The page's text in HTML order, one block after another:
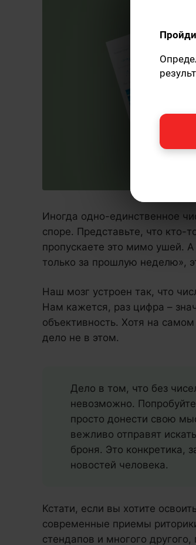
Иногда одно-единственное
споре. Представьте, что кто-
пропускаете это мимо ушей.
только за прошлую неделю»,
Наш мозг устроен так, что
Нам кажется, раз цифра –
объективность. Хотя на
дело не в этом.
Дело в том, что без
невозможно.
просто донести свою
вежливо отправят
броня. Это конкретика,
новостей человека.
Кстати, если вы хотите
современные приемы
стендапов и многого